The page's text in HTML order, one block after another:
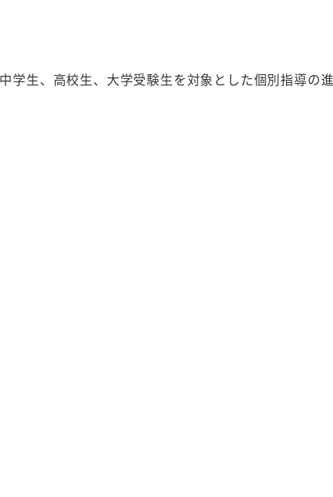
生、高校生、大学受験生を対象とした個別指導の進